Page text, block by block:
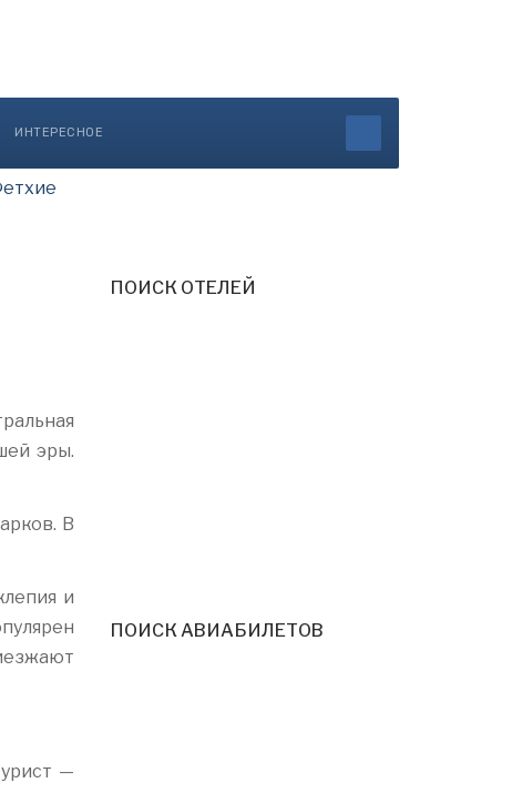
ИНТЕРЕСНОЕ
эры.
В
и
—
ПОИСК ОТЕЛЕЙ
ПОИСК АВИАБИЛЕТОВ